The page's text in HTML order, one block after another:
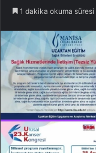
1 dakika okuma süresi